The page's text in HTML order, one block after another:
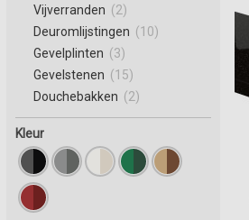
Vijverranden (2)
Deuromlijstingen (10)
Gevelplinten (3)
Gevelstenen (15)
Douchebakken (2)
Kleur